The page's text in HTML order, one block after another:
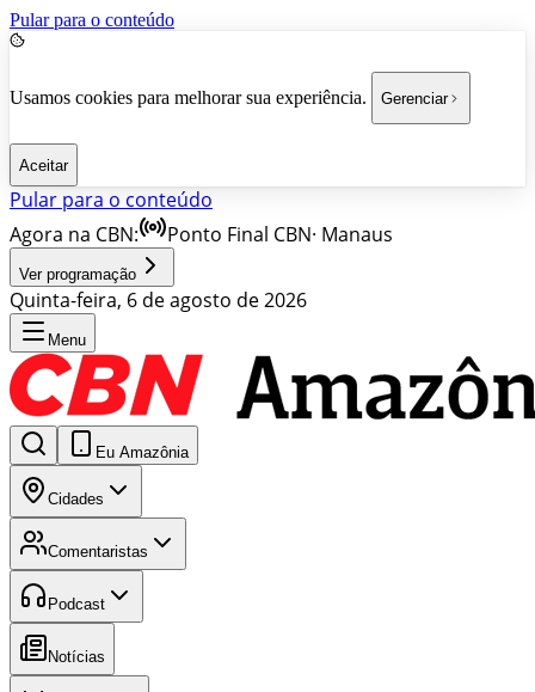
Pular para o conteúdo
Usamos cookies para melhorar sua experiência. Gerenciar
Aceitar
Pular para o conteúdo
Agora na CBN:
Ponto Final CBN· Manaus
Ver programação
Quinta-feira, 6 de agosto de 2026
Menu
Eu Amazônia
Cidades
Comentaristas
Podcast
Notícias